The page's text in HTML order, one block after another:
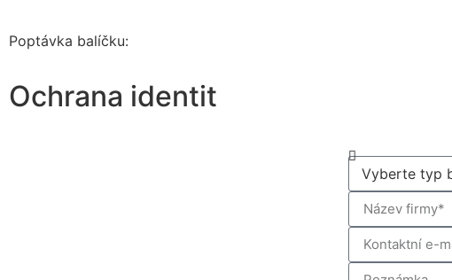
Poptávka balíčku:
Ochrana identit